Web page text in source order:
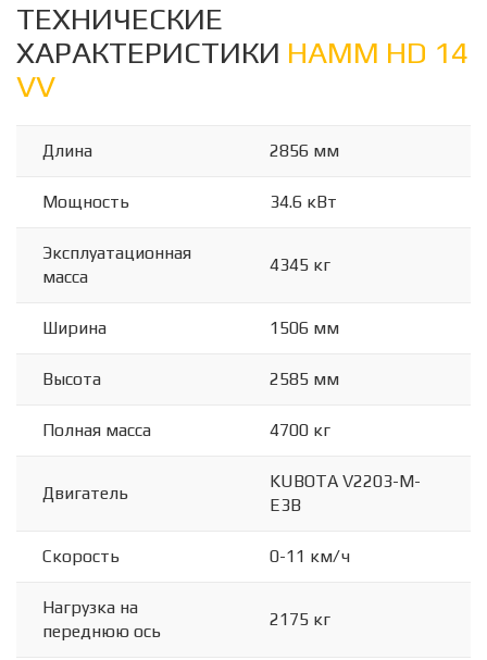
ТЕХНИЧЕСКИЕ
ХАРАКТЕРИСТИКИ HAMM HD 14
VV
Длина 2856 мм
Мощность 34.6 кВт
Эксплуатационная
масса
4345 кг
Ширина 1506 мм
Высота 2585 мм
Полная масса 4700 кг
Двигатель
KUBOTA V2203-M-
E3B
Скорость 0-11 км/ч
Нагрузка на
переднюю ось
2175 кг